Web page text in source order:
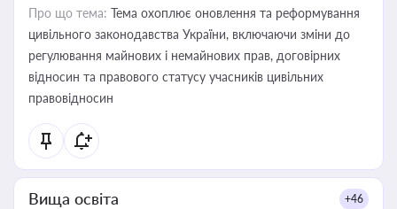
Про що тема: Тема охоплює оновлення та реформування
цивільного законодавства України, включаючи зміни до
регулювання майнових і немайнових прав, договірних
відносин та правового статусу учасників цивільних
правовідносин
Вища освіта +46